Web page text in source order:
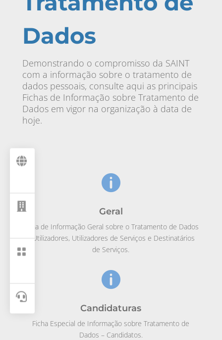




Dados
Demonstrando o compromisso da SAINT
com a informação sobre o tratamento de
dados pessoais, consulte aqui as principais
Fichas de Informação sobre Tratamento de
Dados em vigor na organização à data de
hoje.

Geral
Ficha de Informação Geral sobre o Tratamento de Dados
– Utilizadores, Utilizadores de Serviços e Destinatários
de Serviços.

Candidaturas
Ficha Especial de Informação sobre Tratamento de
Dados – Candidatos.